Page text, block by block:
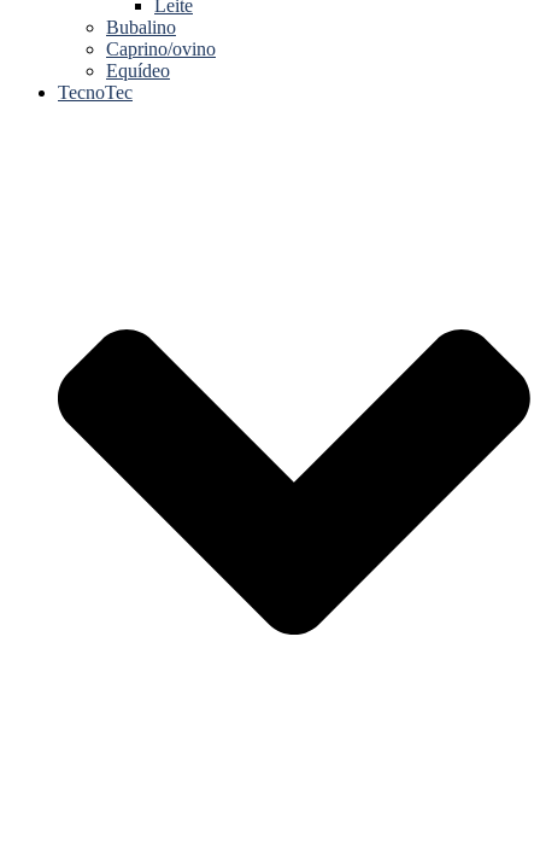
Leite
Bubalino
Caprino/ovino
Equídeo
TecnoTec